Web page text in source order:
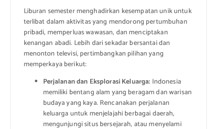
Liburan semester menghadirkan kesempatan unik untuk
terlibat dalam aktivitas yang mendorong pertumbuhan
pribadi, memperluas wawasan, dan menciptakan
kenangan abadi. Lebih dari sekadar bersantai dan
menonton televisi, pertimbangkan pilihan yang
memperkaya berikut:
Perjalanan dan Eksplorasi Keluarga: Indonesia
memiliki bentang alam yang beragam dan warisan
budaya yang kaya. Rencanakan perjalanan
keluarga untuk menjelajahi berbagai daerah,
mengunjungi situs bersejarah, atau menyelami